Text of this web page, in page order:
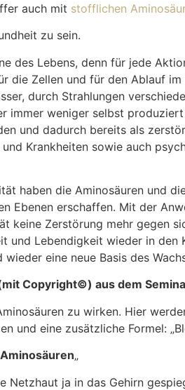
auch mit stofflichen
zu sein.
des Lebens, denn für jede
die Zellen und für den Ablauf
durch Strahlungen
immer weniger selbst
und dadurch bereits als
Krankheiten sowie auch
haben die Aminosäuren und
Ebenen erschaffen. Mit der
keine Zerstörung mehr gegen
und Lebendigkeit wieder in
eine neue Basis des
Copyright©) aus dem
zu wirken. Hier
und eine zusätzliche Formel:
„
Netzhaut ja in das Gehirn